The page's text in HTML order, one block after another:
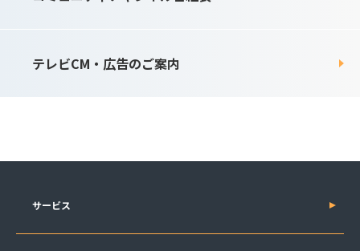
テレビCM・広告のご案内
サービス